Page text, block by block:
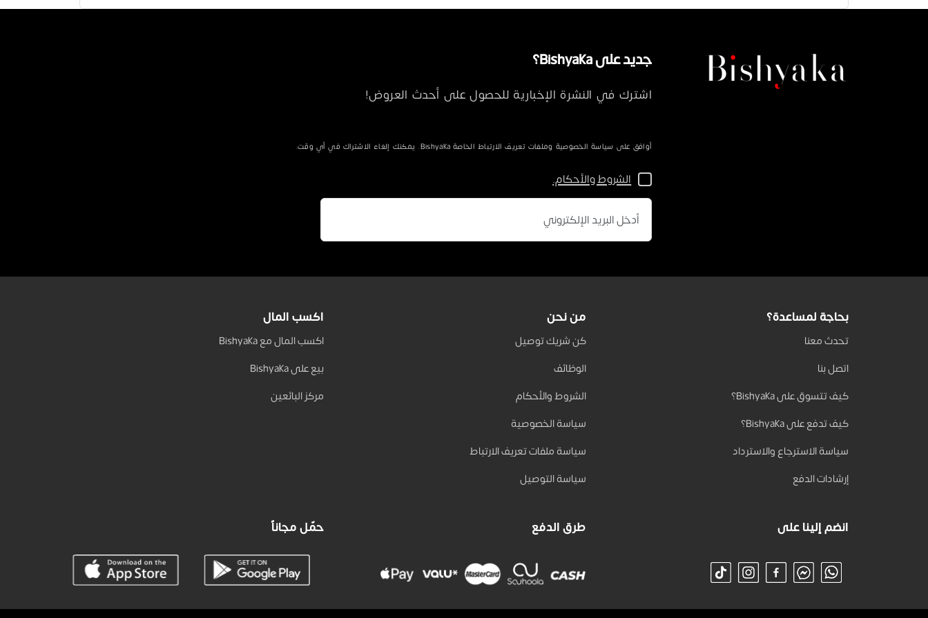
جديد على Bishyaka؟
اشترك في النشرة الإخبارية للحصول على أحدث العروض!
أوافق على سياسة الخصوصية وملفات تعريف الارتباط الخاصة Bishyaka. يمكنك إلغاء الاشتراك في أي وقت.
الشروط والأحكام.
بحاجة لمساعدة؟
تحدث معنا
اتصل بنا
كيف تتسوق على Bishyaka؟
كيف تدفع على Bishyaka؟
سياسة الاسترجاع والاسترداد
إرشادات الدفع
من نحن
كن شريك توصيل
الوظائف
الشروط والأحكام
سياسة الخصوصية
سياسة ملفات تعريف الارتباط
سياسة التوصيل
اكسب المال
اكسب المال مع Bishyaka
بيع على Bishyaka
مركز البائعين
انضم إلينا على طرق الدفع حمّل مجاناً